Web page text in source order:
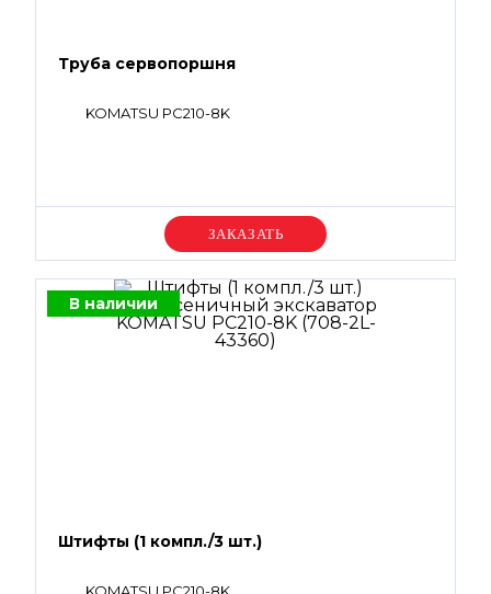
Труба сервопоршня
KOMATSU PC210-8K
Уточняйте цену
В наличии
Штифты (1 компл./3 шт.)